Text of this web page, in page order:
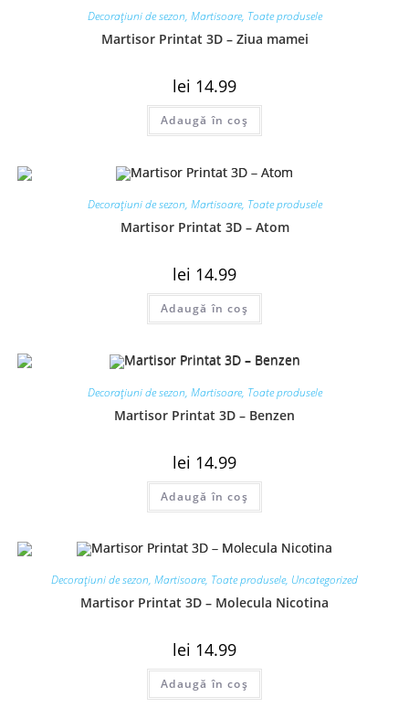
Decorațiuni de sezon, Martisoare, Toate produsele
Martisor Printat 3D – Ziua mamei
lei 14.99
Adaugă în coș
Decorațiuni de sezon, Martisoare, Toate produsele
Martisor Printat 3D – Atom
lei 14.99
Adaugă în coș
Decorațiuni de sezon, Martisoare, Toate produsele
Martisor Printat 3D – Benzen
lei 14.99
Adaugă în coș
Decorațiuni de sezon, Martisoare, Toate produsele, Uncategorized
Martisor Printat 3D – Molecula Nicotina
lei 14.99
Adaugă în coș